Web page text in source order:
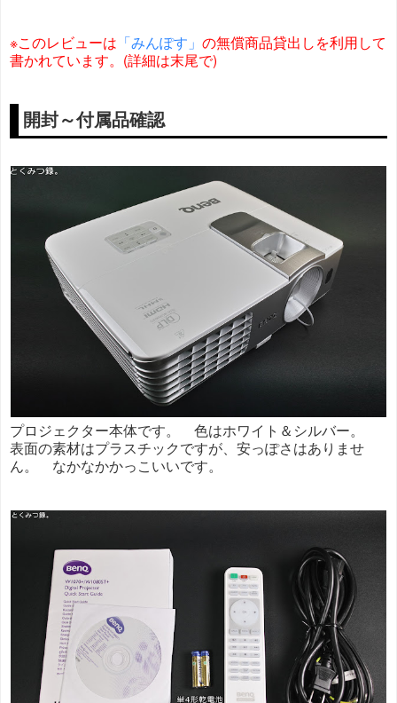
※このレビューは 「みんぽす」 の無償商品貸出しを利用して
書かれています。(詳細は末尾で)
開封～付属品確認
プロジェクター本体です。 色はホワイト＆シルバー。
表面の素材はプラスチックですが、安っぽさはありませ
ん。 なかなかかっこいいです。